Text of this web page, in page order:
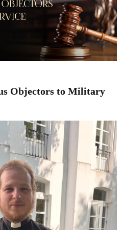
Objectors to Military